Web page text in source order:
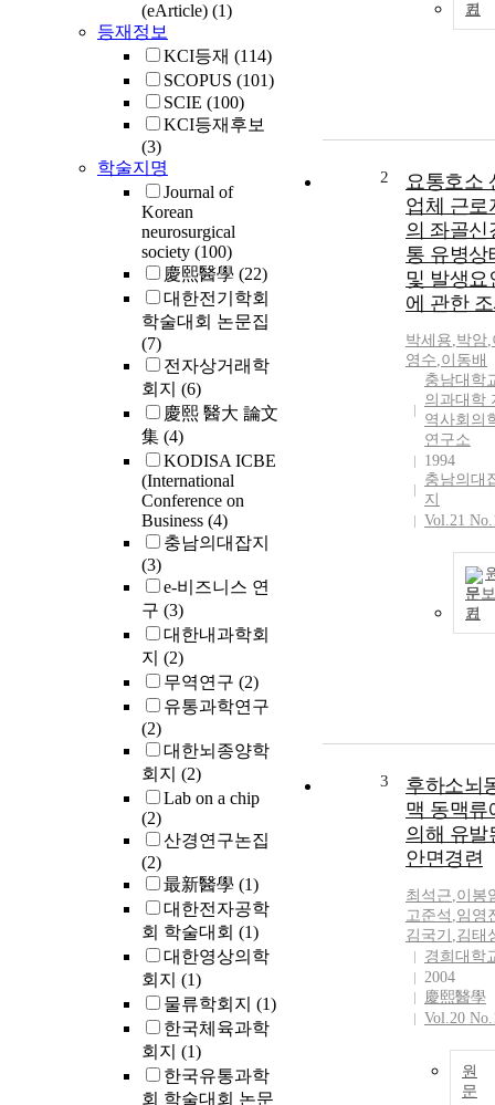
(eArticle) (1)
등재정보
KCI등재 (114)
SCOPUS (101)
SCIE (100)
KCI등재후보
(3)
학술지명
Journal of
Korean
neurosurgical
society (100)
慶熙醫學 (22)
대한전기학회
학술대회 논문집
(7)
전자상거래학
회지 (6)
慶熙 醫大 論文
集 (4)
KODISA ICBE
(International
Conference on
Business (4)
충남의대잡지
(3)
e-비즈니스 연
구 (3)
대한내과학회
지 (2)
무역연구 (2)
유통과학연구
(2)
대한뇌종양학
회지 (2)
Lab on a chip
(2)
산경연구논집
(2)
最新醫學 (1)
대한전자공학
회 학술대회 (1)
대한영상의학
회지 (1)
물류학회지 (1)
한국체육과학
회지 (1)
한국유통과학
회 학술대회 논문
기
2
요통호소
업체 근로
의 좌골신
통 유병상
및 발생요
에 관한
박세용,박암,
영수,이동배
충남대학
의과대학
역사회의
연구소
1994
충남의대
지
Vol.21
문보
기
3
후하소뇌
맥 동맥류
의해 유발
안면경련
최석근,이봉
고준석 ,임영
김국기 ,김태
경희대학
2004
慶熙醫學
Vol.20
원
문